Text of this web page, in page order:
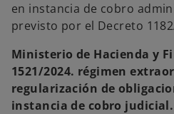
en instancia de cobro
previsto por el Decreto
Ministerio de Hacienda y
1521/2024. régimen
regularización de
instancia de cobro judicial.